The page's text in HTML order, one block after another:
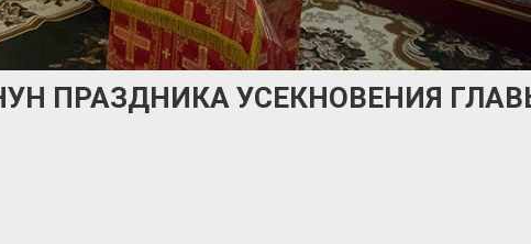
ПРАЗДНИКА УСЕКНОВЕНИЯ